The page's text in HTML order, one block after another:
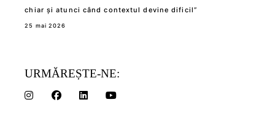
chiar și atunci când contextul devine dificil”
25 mai 2026
URMĂREȘTE-NE: